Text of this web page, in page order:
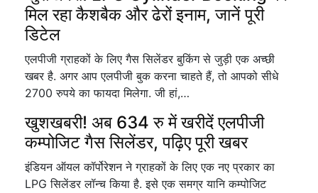
मिल रहा कैशबैक और ढेरों इनाम, जानें पूरी
डिटेल
एलपीजी ग्राहकों के लिए गैस सिलेंडर बुकिंग से जुड़ी एक अच्छी
खबर है. अगर आप एलपीजी बुक करना चाहते हैं, तो आपको सीधे
2700 रुपये का फायदा मिलेगा. जी हां,…
खुशखबरी! अब 634 रु में खरीदें एलपीजी
कम्पोजिट गैस सिलेंडर, पढ़िए पूरी खबर
इंडियन ऑयल कॉर्पोरेशन ने ग्राहकों के लिए एक नए प्रकार का
LPG सिलेंडर लॉन्च किया है. इसे एक समग्र यानि कम्पोजिट